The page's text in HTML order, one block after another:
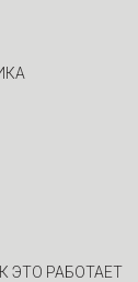
ЭТО РАБОТАЕТ